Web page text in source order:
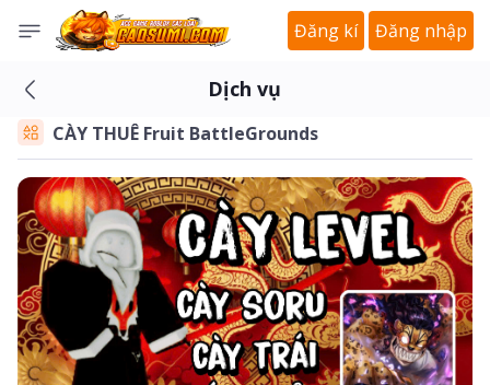
Đăng kí Đăng nhập
Dịch vụ
CÀY THUÊ Fruit BattleGrounds